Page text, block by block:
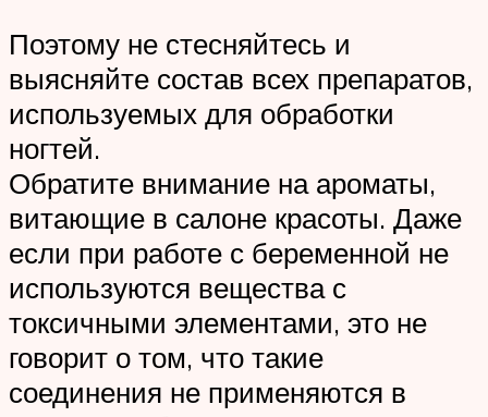
Поэтому не стесняйтесь и
выясняйте состав всех препаратов,
используемых для обработки
ногтей.
Обратите внимание на ароматы,
витающие в салоне красоты. Даже
если при работе с беременной не
используются вещества с
токсичными элементами, это не
говорит о том, что такие
соединения не применяются в